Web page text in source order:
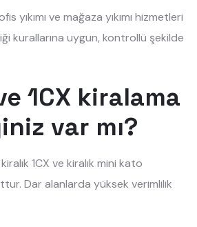
yıkımı ve mağaza yıkımı hizmetleri
kurallarına uygun, kontrollü şekilde
1CX kiralama
var mı?
1CX ve kiralık mini kato
Dar alanlarda yüksek verimlilik